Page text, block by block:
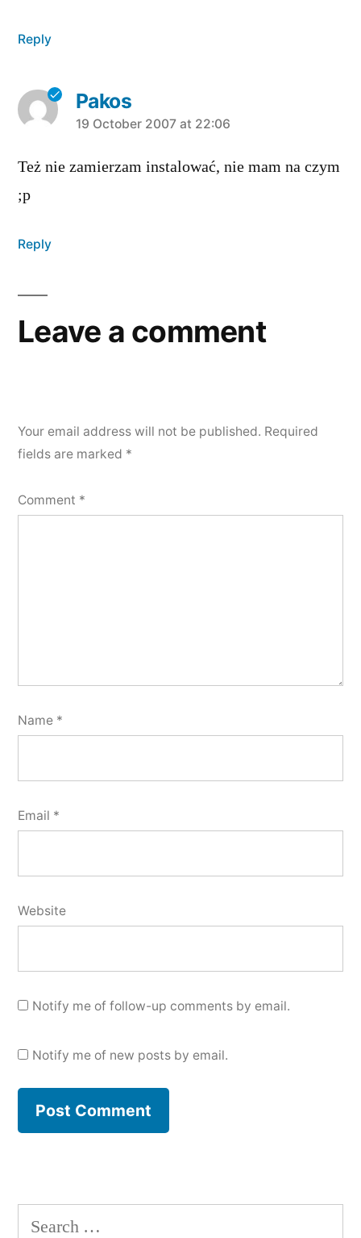
Reply
Pakos
says:
19 October 2007 at 22:06
Też nie zamierzam instalować, nie mam na czym
;p
Reply
Leave a comment
Your email address will not be published. Required
fields are marked *
Comment *
Name *
Email *
Website
Notify me of follow-up comments by email.
Notify me of new posts by email.
Search